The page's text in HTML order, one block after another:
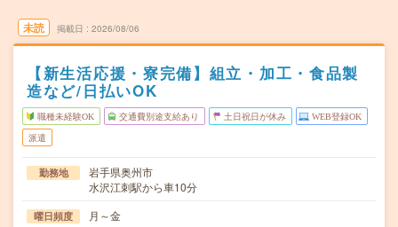
未読 掲載日 2026/08/06
【新生活応援・寮完備】組立・加工・食品製
造など/日払いOK
職種未経験OK 交通費別途支給あり 土日祝日が休み WEB登録OK
派遣
勤務地
岩手県奥州市
水沢江刺駅から車10分
曜日頻度 月～金